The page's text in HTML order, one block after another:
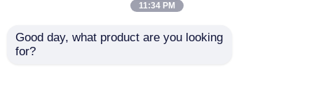
প্রসারিত ধাতু তারের জাল
11:34 PM
Good day, what product are you looking
for?